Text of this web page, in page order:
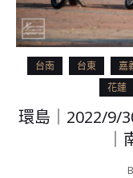
台南 台東 嘉
花蓮
環島｜2022/9/